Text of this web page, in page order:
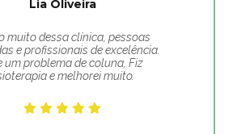
Lia Oliveira
muito dessa clínica, pessoas
e profissionais de excelência.
um problema de coluna, Fiz
e melhorei muito.